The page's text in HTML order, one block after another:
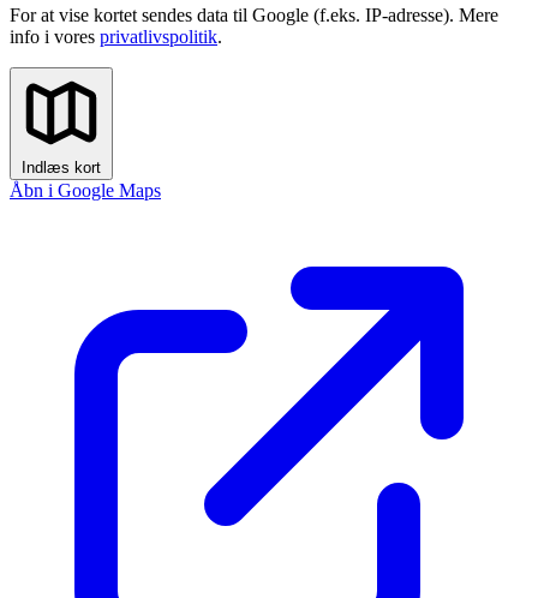
For at vise kortet sendes data til Google (f.eks. IP-adresse). Mere
info i vores privatlivspolitik.
Indlæs kort
Åbn i Google Maps